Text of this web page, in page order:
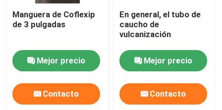
Manguera de Coflexip
de 3 pulgadas
Mejor precio
Contacto
En general, el tubo de
caucho de
vulcanización
Mejor precio
Contacto